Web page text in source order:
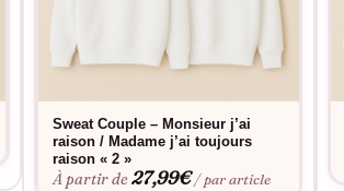
Sweat Couple – Monsieur j’ai
raison / Madame j’ai toujours
raison « 2 »
À partir de27,99€ / par article